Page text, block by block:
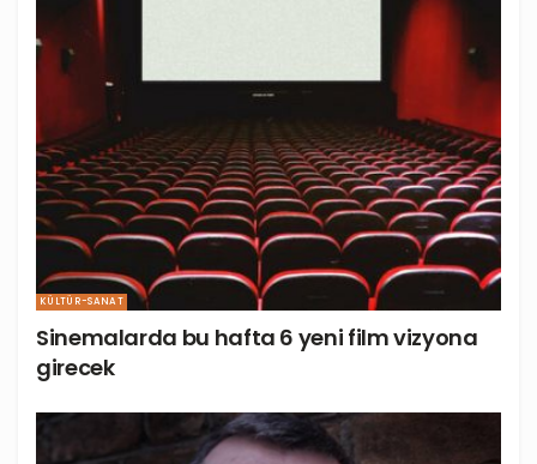
KÜLTÜR-SANAT
Sinemalarda bu hafta 6 yeni film vizyona
girecek